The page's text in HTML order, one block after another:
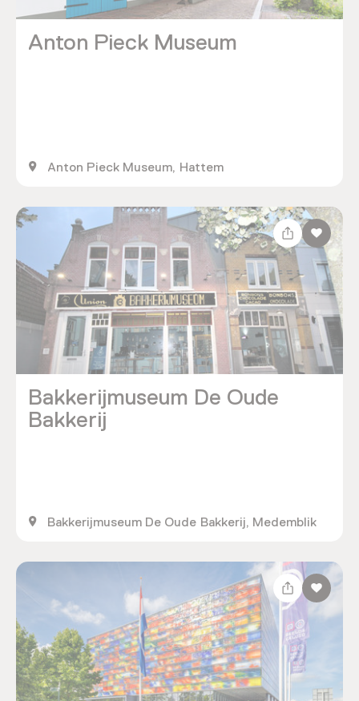
Anton Pieck Museum
Anton Pieck Museum, Hattem
Bakkerijmuseum De Oude
Bakkerij
Bakkerijmuseum De Oude Bakkerij, Medemblik